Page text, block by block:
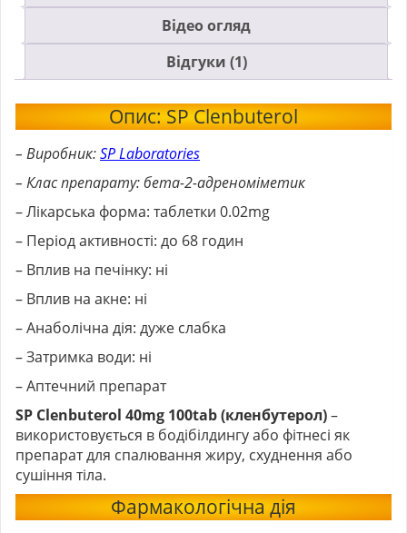
Відео огляд
Відгуки (1)
Опис: SP Clenbuterol
– Виробник:SP Laboratories
– Клас препарату: бета-2-адреноміметик
– Лікарська форма: таблетки 0.02mg
– Період активності: до 68 годин
– Вплив на печінку: ні
– Вплив на акне: ні
– Анаболічна дія: дуже слабка
– Затримка води: ні
– Аптечний препарат
SP Clenbuterol 40mg 100tab (кленбутерол)–
використовується в бодібілдингу або фітнесі як
препарат для спалювання жиру, схуднення або
сушіння тіла.
Фармакологічна дія